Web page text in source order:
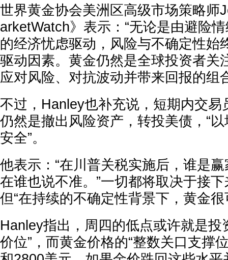
世界黄金协会美洲区高级市场策略师
arketWatch》表示：“无论是由避险
的经济忧虑驱动，风险与不确定性始
驱动因素。黄金仍然是全球投资者关
应对风险、对抗波动并带来回报的组
不过，Hanley也补充说，短期内交易
仍然是撤出风险资产，转投美债，“
安全”。
他表示：“在川普关税实施后，谁是
在谁也说不准。”一切都将取决于接
但“在持续的不确定性背景下，黄金
Hanley指出，周四的低点或许就是投
价位”，而黄金价格的“整数关口支撑